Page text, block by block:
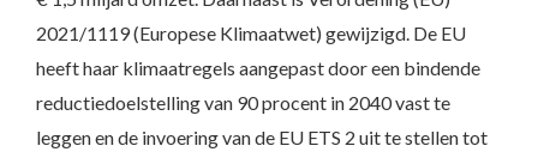
2021/1119 (Europese Klimaatwet) gewijzigd. De EU
heeft haar klimaatregels aangepast door een bindende
reductiedoelstelling van 90 procent in 2040 vast te
leggen en de invoering van de EU ETS 2 uit te stellen tot